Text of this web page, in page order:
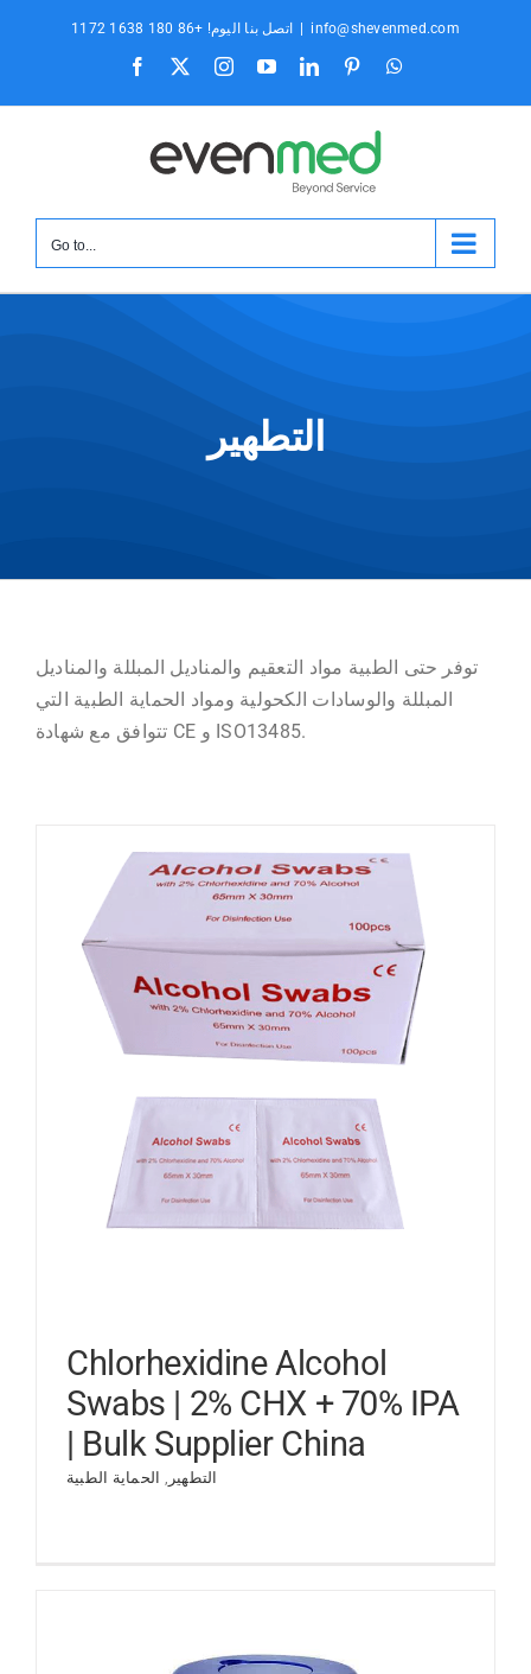
اتصل بنا اليوم! +86 180 1638 1172 info@shevenmed.com
فيسبوك انستغرام
موقعينكدين بينتيريست
ال
Go to...
التطهير
توفر حتى الطبية مواد التعقيم والمناديل المبللة والمناديل
المبللة والوسادات الكحولية ومواد الحماية الطبية التي
تتوافق مع شهادة CE و ISO13485.
Chlorhexidine Alcohol
Swabs | 2% CHX + 70% IPA
| Bulk Supplier China
التطهير , الحماية الطبية